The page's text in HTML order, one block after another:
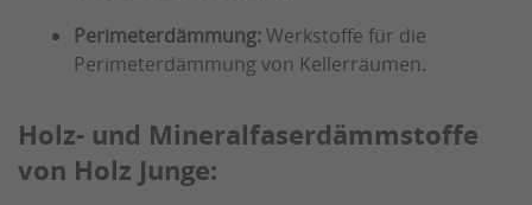
Perimeterdämmung:Werkstoffe für die
Perimeterdämmung von Kellerräumen.
Holz- und Mineralfaserdämmstoffe
von Holz Junge: